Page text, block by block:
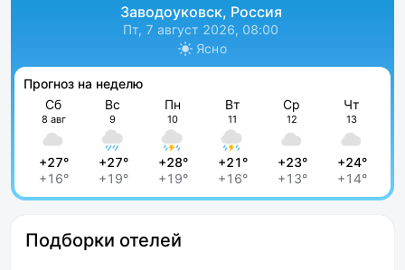
Заводоуковск, Россия
Пт, 7 август 2026, 08:00
Ясно
Прогноз на неделю
Сб
8 авг
+27°
+16°
Вс
9
+27°
+19°
Пн
10
+28°
+19°
Вт
11
+21°
+16°
Ср
12
+23°
+13°
Чт
13
+24°
+14°
Подборки отелей